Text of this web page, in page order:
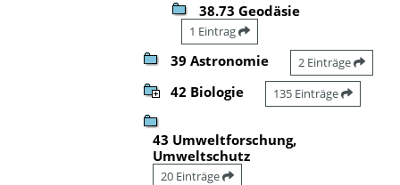
38.73 Geodäsie
1 Eintrag
39 Astronomie 2 Einträge
42 Biologie 135 Einträge
43 Umweltforschung,
Umweltschutz
20 Einträge